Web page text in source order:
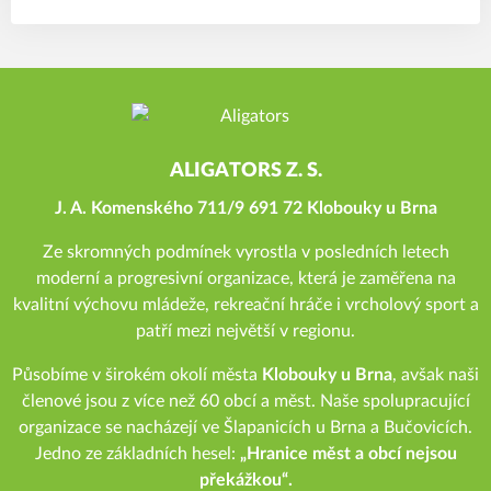
ALIGATORS Z. S.
J. A. Komenského 711/9 691 72 Klobouky u Brna
Ze skromných podmínek vyrostla v posledních letech
moderní a progresivní organizace, která je zaměřena na
kvalitní výchovu mládeže, rekreační hráče i vrcholový sport a
patří mezi největší v regionu.
Působíme v širokém okolí města Klobouky u Brna, avšak naši
členové jsou z více než 60 obcí a měst. Naše spolupracující
organizace se nacházejí ve Šlapanicích u Brna a Bučovicích.
Jedno ze základních hesel: „Hranice měst a obcí nejsou
překážkou“.